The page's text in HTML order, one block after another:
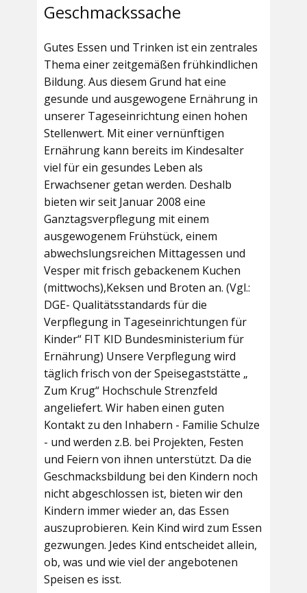
Geschmackssache
Gutes Essen und Trinken ist ein zentrales
Thema einer zeitgemäßen frühkindlichen
Bildung. Aus diesem Grund hat eine
gesunde und ausgewogene Ernährung in
unserer Tageseinrichtung einen hohen
Stellenwert. Mit einer vernünftigen
Ernährung kann bereits im Kindesalter
viel für ein gesundes Leben als
Erwachsener getan werden. Deshalb
bieten wir seit Januar 2008 eine
Ganztagsverpflegung mit einem
ausgewogenem Frühstück, einem
abwechslungsreichen Mittagessen und
Vesper mit frisch gebackenem Kuchen
(mittwochs),Keksen und Broten an. (Vgl.:
DGE- Qualitätsstandards für die
Verpflegung in Tageseinrichtungen für
Kinder“ FIT KID Bundesministerium für
Ernährung) Unsere Verpflegung wird
täglich frisch von der Speisegaststätte „
Zum Krug“ Hochschule Strenzfeld
angeliefert. Wir haben einen guten
Kontakt zu den Inhabern - Familie Schulze
- und werden z.B. bei Projekten, Festen
und Feiern von ihnen unterstützt. Da die
Geschmacksbildung bei den Kindern noch
nicht abgeschlossen ist, bieten wir den
Kindern immer wieder an, das Essen
auszuprobieren. Kein Kind wird zum Essen
gezwungen. Jedes Kind entscheidet allein,
ob, was und wie viel der angebotenen
Speisen es isst.